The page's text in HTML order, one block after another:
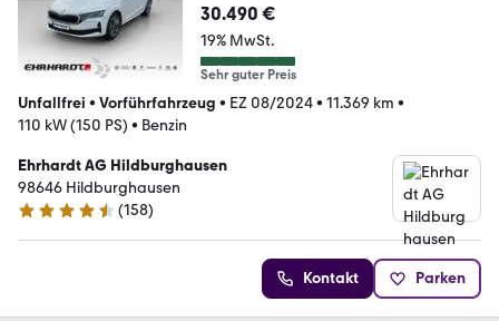
30.490 €
19% MwSt.
Sehr guter Preis
Unfallfrei • Vorführfahrzeug • EZ 08/2024• 11.369 km •
110 kW (150 PS) • Benzin
Ehrhardt AG Hildburghausen
98646 Hildburghausen
4.6 Sterne
(158)
Kontakt Parken